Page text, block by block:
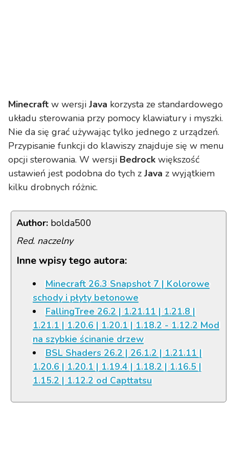
Minecraft w wersji Java korzysta ze standardowego
układu sterowania przy pomocy klawiatury i myszki.
Nie da się grać używając tylko jednego z urządzeń.
Przypisanie funkcji do klawiszy znajduje się w menu
opcji sterowania. W wersji Bedrock większość
ustawień jest podobna do tych z Java z wyjątkiem
kilku drobnych różnic.
Author: bolda500
Red. naczelny
Inne wpisy tego autora:
Minecraft 26.3 Snapshot 7 | Kolorowe
schody i płyty betonowe
FallingTree 26.2 | 1.21.11 | 1.21.8 |
1.21.1 | 1.20.6 | 1.20.1 | 1.18.2 - 1.12.2 Mod
na szybkie ścinanie drzew
BSL Shaders 26.2 | 26.1.2 | 1.21.11 |
1.20.6 | 1.20.1 | 1.19.4 | 1.18.2 | 1.16.5 |
1.15.2 | 1.12.2 od Capttatsu